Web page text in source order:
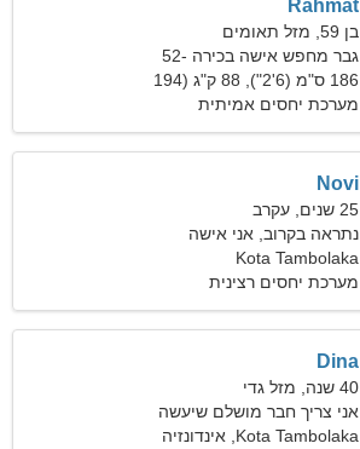
Rahmat
בן 59, מזל תאומים
גבר מחפש אישה בכירה 52-
54
186 ס"מ (6'2"), 88 ק"ג (194
פאונד)
מערכת יחסים אמיתית
Novi
25 שנים, עקרב
נתראה בקרוב, אני אישה
חושנית
Kota Tambolaka
מערכת יחסים רצינית
Dina
40 שנה, מזל גדי
אני צריך חבר מושלם שיעשה
סקי ביחד
Kota Tambolaka, אינדונזיה